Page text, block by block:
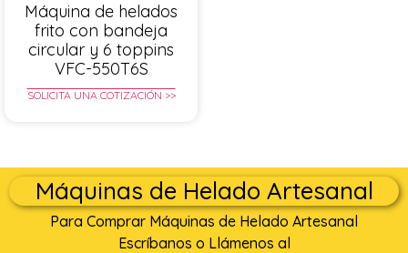
Máquina de helados
frito con bandeja
circular y 6 toppins
VFC-550T6S
SOLICITA UNA COTIZACIÓN >>
Máquinas de Helado Artesanal
Para Comprar Máquinas de Helado Artesanal
Escríbanos o Llámenos al